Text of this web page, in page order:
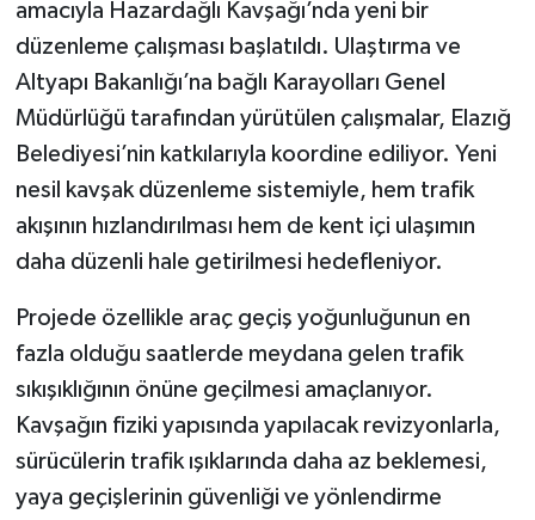
amacıyla Hazardağlı Kavşağı’nda yeni bir
düzenleme çalışması başlatıldı. Ulaştırma ve
Altyapı Bakanlığı’na bağlı Karayolları Genel
Müdürlüğü tarafından yürütülen çalışmalar, Elazığ
Belediyesi’nin katkılarıyla koordine ediliyor. Yeni
nesil kavşak düzenleme sistemiyle, hem trafik
akışının hızlandırılması hem de kent içi ulaşımın
daha düzenli hale getirilmesi hedefleniyor.
Projede özellikle araç geçiş yoğunluğunun en
fazla olduğu saatlerde meydana gelen trafik
sıkışıklığının önüne geçilmesi amaçlanıyor.
Kavşağın fiziki yapısında yapılacak revizyonlarla,
sürücülerin trafik ışıklarında daha az beklemesi,
yaya geçişlerinin güvenliği ve yönlendirme